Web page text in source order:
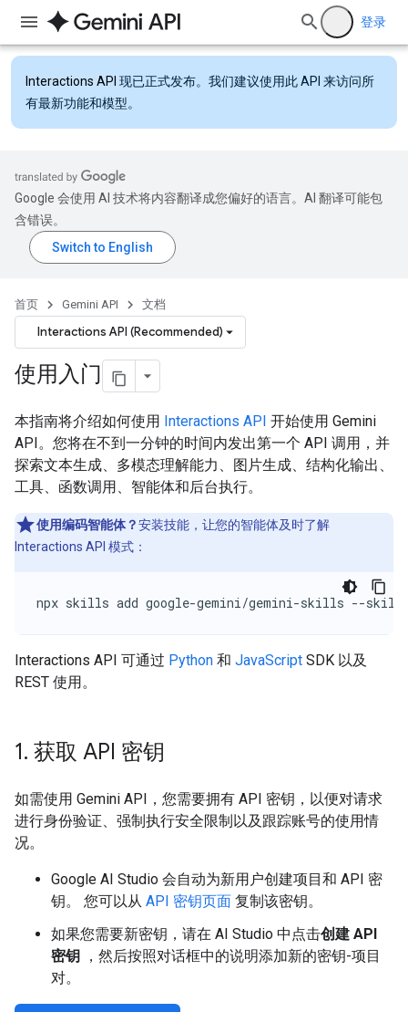
登录
Interactions API 现已正式发布。我们建议使用此 API 来访问所
有最新功能和模型。
Google 会使用 AI 技术将内容翻译成您偏好的语言。AI 翻译可能包
含错误。
首页 Gemini API 文档
Interactions API (Recommended)
使用入门
本指南将介绍如何使用 Interactions API 开始使用 Gemini
API。您将在不到一分钟的时间内发出第一个 API 调用，并
探索文本生成、多模态理解能力、图片生成、结构化输出、
工具、函数调用、智能体和后台执行。
使用编码智能体？安装技能，让您的智能体及时了解
Interactions API 模式：
npx skills add google-gemini/gemini-skills --skill
Interactions API 可通过 Python 和 JavaScript SDK 以及
REST 使用。
1. 获取 API 密钥
如需使用 Gemini API，您需要拥有 API 密钥，以便对请求
进行身份验证、强制执行安全限制以及跟踪账号的使用情
况。
Google AI Studio 会自动为新用户创建项目和 API 密
钥。 您可以从 API 密钥页面 复制该密钥。
如果您需要新密钥，请在 AI Studio 中点击创建 API
密钥 ，然后按照对话框中的说明添加新的密钥-项目
对。